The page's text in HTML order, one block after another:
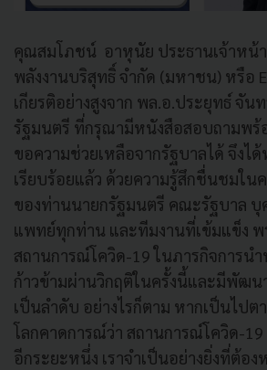
คุณสมโภชน์ อาหุนัย ประธานเจ้าหน้
พลังงานบริสุทธิ์ จำกัด (มหาชน) หรือ
เกียรติอย่างสูงจาก พล.อ.ประยุทธ์ จัน
รัฐมนตรี ที่กรุณามีหนังสือสอบถามพร้
ขอความช่วยเหลือจากรัฐบาลได้ จึงไ
เรียบร้อยแล้ว ด้วยความรู้สึกชื่นชมใน
ของท่านนายกรัฐมนตรี คณะรัฐบาล บุ
แพทย์ทุกท่าน และทีมงานที่เข้มแข็ง
สถานการณ์โควิด-19 ในภารกิจการน
ก้าวข้ามผ่านวิกฤติในครั้งนี้และมีพัฒน
เป็นลำดับ อย่างไรก็ตาม หากเป็นไป
โลกคาดการณ์ว่า สถานการณ์โควิด-
อีกระยะหนึ่ง เราจำเป็นอย่างยิ่งที่ต้อง